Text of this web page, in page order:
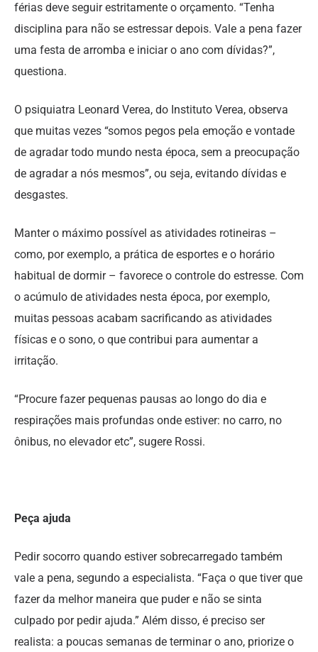
férias deve seguir estritamente o orçamento. “Tenha
disciplina para não se estressar depois. Vale a pena fazer
uma festa de arromba e iniciar o ano com dívidas?”,
questiona.
O psiquiatra Leonard Verea, do Instituto Verea, observa
que muitas vezes “somos pegos pela emoção e vontade
de agradar todo mundo nesta época, sem a preocupação
de agradar a nós mesmos”, ou seja, evitando dívidas e
desgastes.
Manter o máximo possível as atividades rotineiras –
como, por exemplo, a prática de esportes e o horário
habitual de dormir – favorece o controle do estresse. Com
o acúmulo de atividades nesta época, por exemplo,
muitas pessoas acabam sacrificando as atividades
físicas e o sono, o que contribui para aumentar a
irritação.
“Procure fazer pequenas pausas ao longo do dia e
respirações mais profundas onde estiver: no carro, no
ônibus, no elevador etc”, sugere Rossi.
Peça ajuda
Pedir socorro quando estiver sobrecarregado também
vale a pena, segundo a especialista. “Faça o que tiver que
fazer da melhor maneira que puder e não se sinta
culpado por pedir ajuda.” Além disso, é preciso ser
realista: a poucas semanas de terminar o ano, priorize o